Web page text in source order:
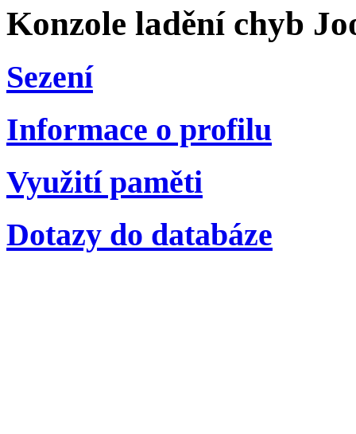
Konzole ladění chyb
Sezení
Informace o profilu
Využití paměti
Dotazy do databáze